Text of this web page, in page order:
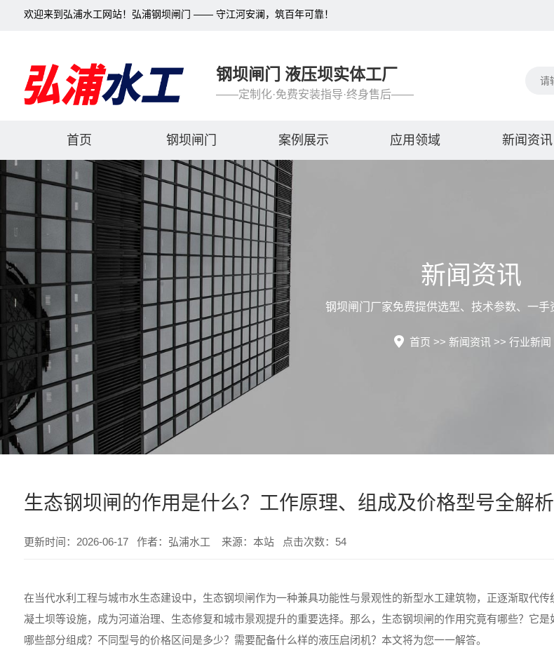
欢迎来到弘浦水工网站！弘浦钢坝闸门 —— 守江河安澜，筑百年可靠！
钢坝闸门 液压坝实体工厂
——定制化·免费安装指导·终身售后——
首页 钢坝闸门 案例展示 应用领域 新闻资讯
新闻资讯
钢坝闸门厂家免费提供选型、技术参数、一手
首页 >> 新闻资讯 >> 行业新闻
生态钢坝闸的作用是什么？工作原理、组成及价格型号全解析
更新时间：2026-06-17 作者：弘浦水工 来源：本站 点击次数：54
在当代水利工程与城市水生态建设中，生态钢坝闸作为一种兼具功能性与景观性的新型水工建筑物，正逐渐取代传
凝土坝等设施，成为河道治理、生态修复和城市景观提升的重要选择。那么，生态钢坝闸的作用究竟有哪些？它是
哪些部分组成？不同型号的价格区间是多少？需要配备什么样的液压启闭机？本文将为您一一解答。